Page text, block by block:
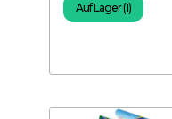
Auf Lager (1)